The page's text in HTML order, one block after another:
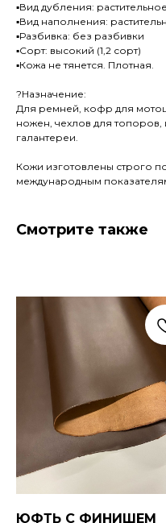
▪Вид дубления: растительное
▪Вид наполнения:
▪Разбивка: без разбивки
▪Сорт: высокий (1,2 сорт)
▪Кожа не тянется. Плотная.
?Назначение:
Для ремней, кофр для
ножен, чехлов для
галантереи.
Кожи изготовлены строго
международным
Смотрите также
ЮФТЬ С ФИНИШЕМ